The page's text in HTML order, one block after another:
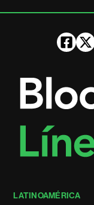
LATINOAMÉRICA